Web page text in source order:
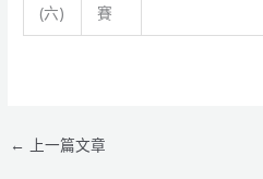
(六)
賽
← 上一篇文章